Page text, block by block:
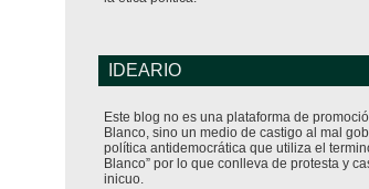
IDEARIO
Este blog no es una plataforma de
Blanco, sino un medio de castigo al mal
política antidemocrática que utiliza el
Blanco” por lo que conlleva de protesta y
inicuo.